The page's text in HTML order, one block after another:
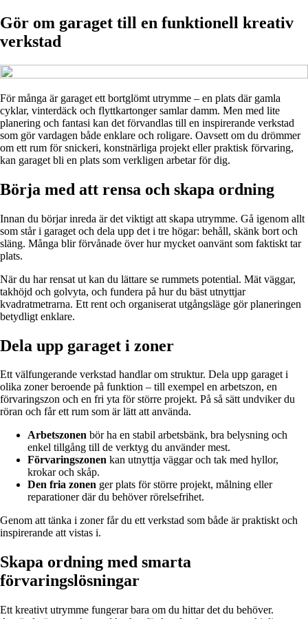
Gör om garaget till en funktionell kreativ
verkstad
För många är garaget ett bortglömt utrymme – en plats där gamla
cyklar, vinterdäck och flyttkartonger samlar damm. Men med lite
planering och fantasi kan det förvandlas till en inspirerande verkstad
som gör vardagen både enklare och roligare. Oavsett om du drömmer
om ett rum för snickeri, konstnärliga projekt eller praktisk förvaring,
kan garaget bli en plats som verkligen arbetar för dig.
Börja med att rensa och skapa ordning
Innan du börjar inreda är det viktigt att skapa utrymme. Gå igenom allt
som står i garaget och dela upp det i tre högar: behåll, skänk bort och
släng. Många blir förvånade över hur mycket oanvänt som faktiskt tar
plats.
När du har rensat ut kan du lättare se rummets potential. Mät väggar,
takhöjd och golvyta, och fundera på hur du bäst utnyttjar
kvadratmetrarna. Ett rent och organiserat utgångsläge gör planeringen
betydligt enklare.
Dela upp garaget i zoner
Ett välfungerande verkstad handlar om struktur. Dela upp garaget i
olika zoner beroende på funktion – till exempel en arbetszon, en
förvaringszon och en fri yta för större projekt. På så sätt undviker du
röran och får ett rum som är lätt att använda.
Arbetszonen bör ha en stabil arbetsbänk, bra belysning och
enkel tillgång till de verktyg du använder mest.
Förvaringszonen kan utnyttja väggar och tak med hyllor,
krokar och skåp.
Den fria zonen ger plats för större projekt, målning eller
reparationer där du behöver rörelsefrihet.
Genom att tänka i zoner får du ett verkstad som både är praktiskt och
inspirerande att vistas i.
Skapa ordning med smarta
förvaringslösningar
Ett kreativt utrymme fungerar bara om du hittar det du behöver.